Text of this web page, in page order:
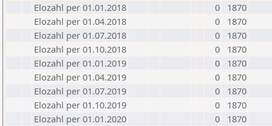
Elozahl per 01.01.2018
0
1870
Elozahl per 01.04.2018
0
1870
Elozahl per 01.07.2018
0
1870
Elozahl per 01.10.2018
0
1870
Elozahl per 01.01.2019
0
1870
Elozahl per 01.04.2019
0
1870
Elozahl per 01.07.2019
0
1870
Elozahl per 01.10.2019
0
1870
Elozahl per 01.01.2020
0
1870